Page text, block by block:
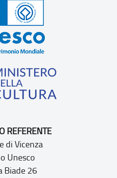
REFERENTE
di Vicenza
Unesco
Biade 26